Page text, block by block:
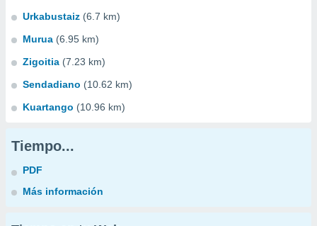
Urkabustaiz (6.7 km)
Murua (6.95 km)
Zigoitia (7.23 km)
Sendadiano (10.62 km)
Kuartango (10.96 km)
Tiempo...
PDF
Más información